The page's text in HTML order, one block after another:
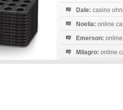
Dale: casino
Noelia: online
Emerson:
Milagro: online